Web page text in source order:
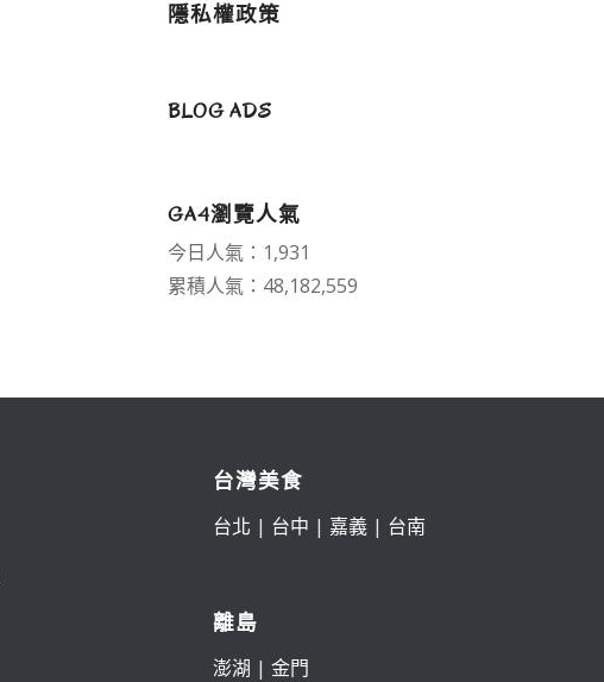
隱私權政策
BLOG ADS
GA4瀏覽人氣
今日人氣：1,931
累積人氣：48,182,559
台灣美食
台北 | 台中 | 嘉義 | 台南
離島
澎湖 |金門